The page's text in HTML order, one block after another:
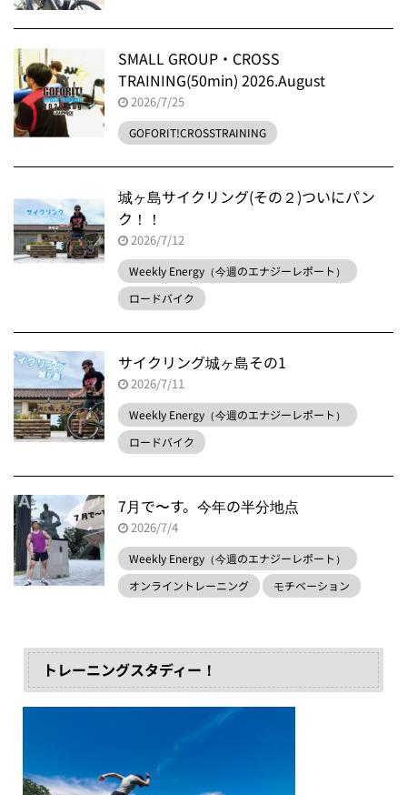
SMALL GROUP・CROSS
TRAINING(50min) 2026.August
2026/7/25
GOFORIT!CROSSTRAINING
城ヶ島サイクリング(その２)ついにパン
ク！！
2026/7/12
Weekly Energy（今週のエナジーレポート）
ロードバイク
サイクリング城ヶ島その1
2026/7/11
Weekly Energy（今週のエナジーレポート）
ロードバイク
7月で〜す。今年の半分地点
2026/7/4
Weekly Energy（今週のエナジーレポート）
オンライントレーニング
モチベーション
トレーニングスタディー！